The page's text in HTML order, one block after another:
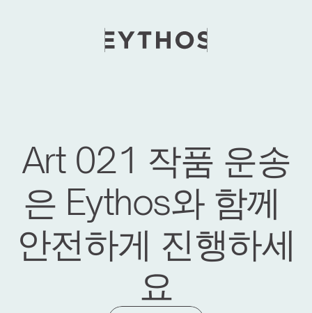
Art 021 작품 운송
은 Eythos와 함께
안전하게 진행하세
요
세계적인 미술 행사의 새로운 지평